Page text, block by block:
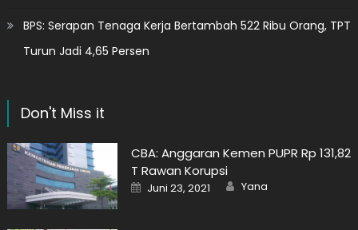
BPS: Serapan Tenaga Kerja Bertambah 522 Ribu Orang, TPT
Turun Jadi 4,65 Persen
Don't Miss it
CBA: Anggaran Kemen PUPR Rp 131,82
T Rawan Korupsi
Posted
on
Juni 23, 2021 Author
Yana